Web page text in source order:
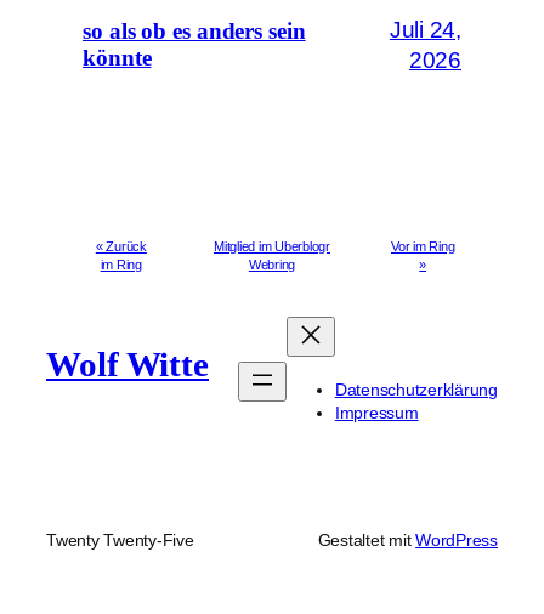
so als ob es anders sein
könnte
Juli 24,
2026
« Zurück
im Ring
Mitglied im Uberblogr
Webring
Vor im Ring
»
Wolf Witte
Datenschutzerklärung
Impressum
Twenty Twenty-Five Gestaltet mitWordPress